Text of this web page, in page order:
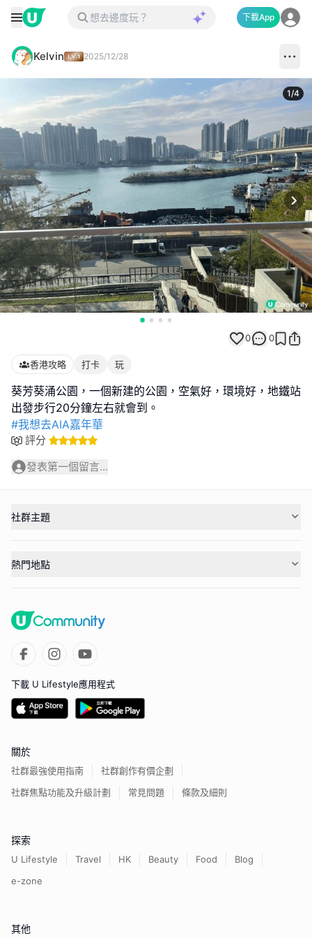
下載App
Kelvin 2025/12/28
1/4
0 0
香港攻略 打卡 玩
葵芳葵涌公園，一個新建的公園，空氣好，環境好，地鐵站
#我想去AIA嘉年華
評分
發表第一個留言...
社群主題
熱門地點
下載 U Lifestyle應用程式
關於
社群最強使用指南
社群創作有價企劃
社群焦點功能及升級計劃
常見問題 條款及細則
探索
U Lifestyle Travel HK Beauty Food
Blog
e-zone
其他